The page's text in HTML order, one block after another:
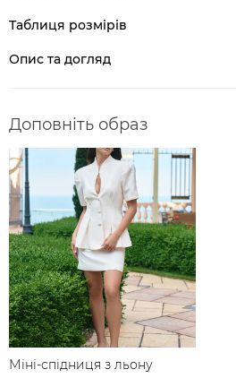
Таблиця розмірів
Опис та догляд
Доповніть образ
Міні-спідниця з льону